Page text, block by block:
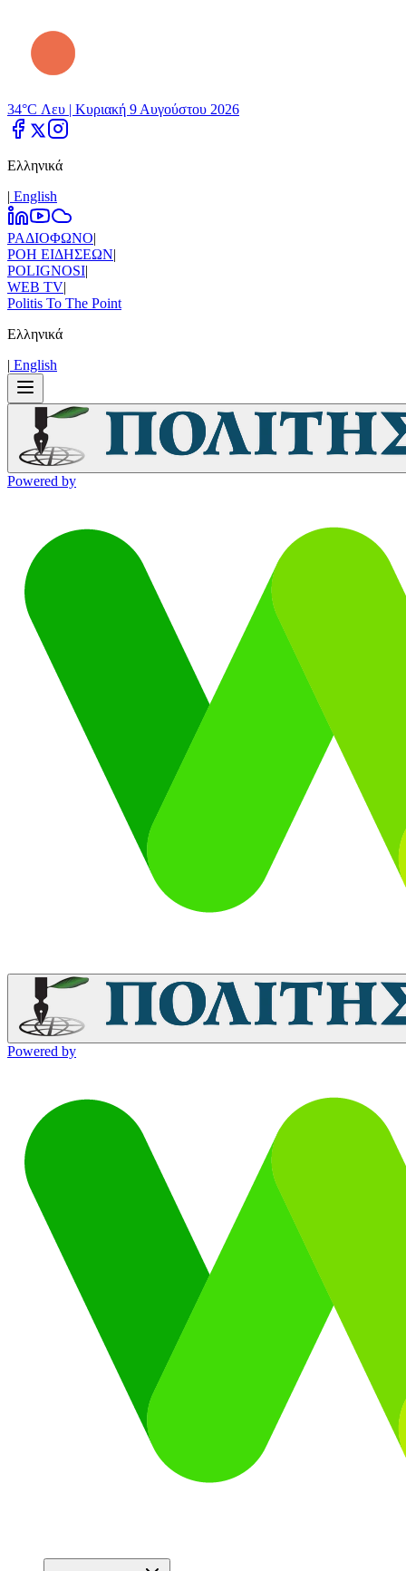
34°C Λευ | Κυριακή 9 Αυγούστου 2026
Ελληνικά
| Εnglish
ΡΑΔΙΟΦΩΝΟ|
ΡΟΗ ΕΙΔΗΣΕΩΝ|
POLIGNOSI|
WEB TV|
Politis To The Point
Ελληνικά
| Εnglish
Powered by
Powered by